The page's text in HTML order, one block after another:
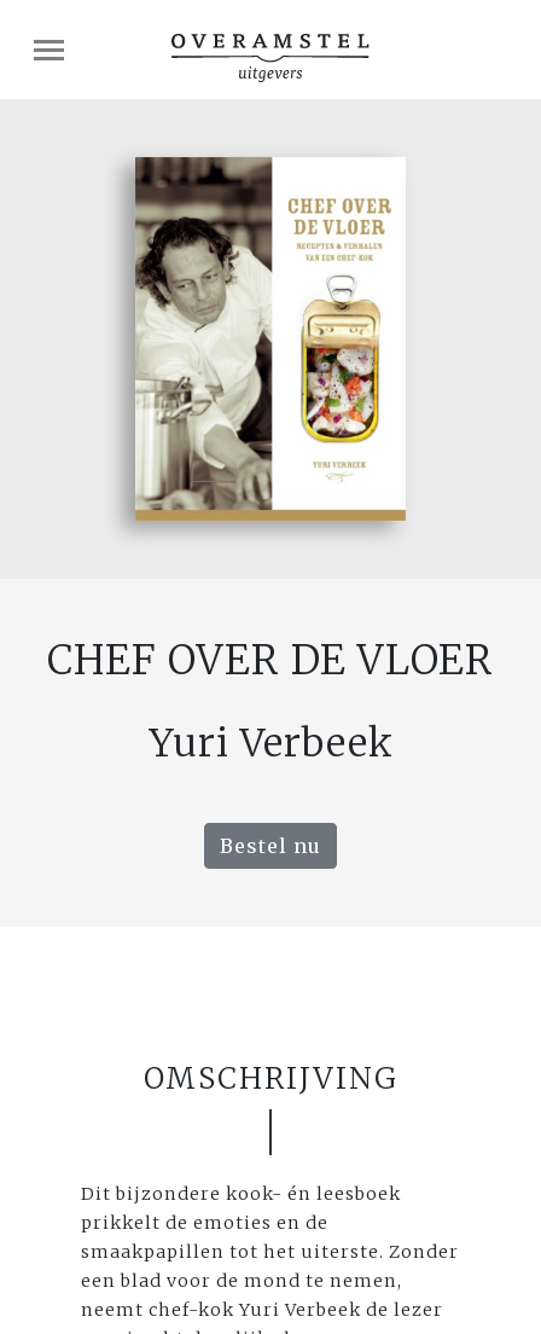
CHEF OVER DE VLOER
Yuri Verbeek
Bestel nu
OMSCHRIJVING
Dit bijzondere kook- én leesboek
prikkelt de emoties en de
smaakpapillen tot het uiterste. Zonder
een blad voor de mond te nemen,
neemt chef-kok Yuri Verbeek de lezer